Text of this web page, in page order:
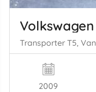
Transporter T5,
2009